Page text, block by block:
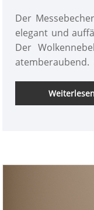
Der
elegant und
Der
atemberaubend.
Textur zu
und
verbindet die tief
Weiterlesen